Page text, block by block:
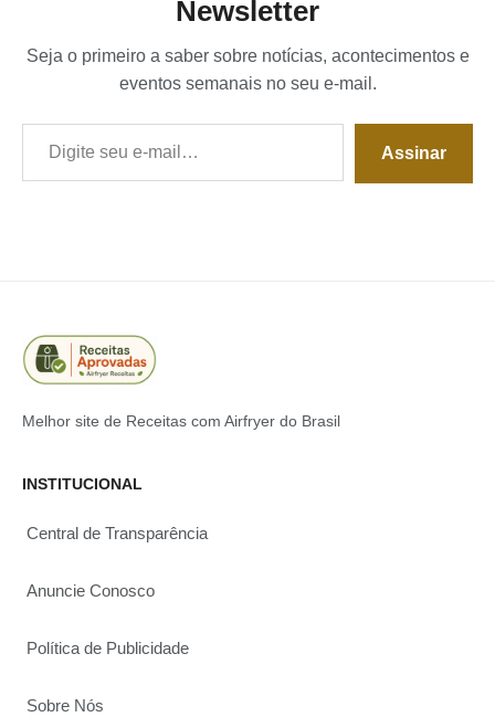
Newsletter
Seja o primeiro a saber sobre notícias, acontecimentos e
eventos semanais no seu e-mail.
Digite seu e-mail…
Assinar
Melhor site de Receitas com Airfryer do Brasil
INSTITUCIONAL
Central de Transparência
Anuncie Conosco
Política de Publicidade
Sobre Nós